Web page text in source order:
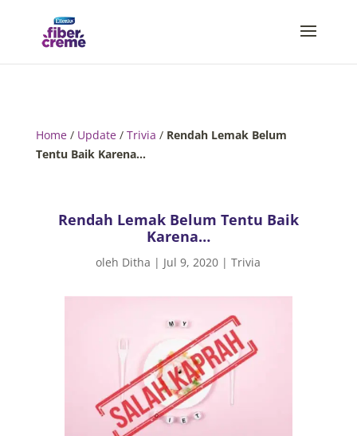
Home/ Update/ Trivia / Rendah Lemak Belum
Tentu Baik Karena…
Rendah Lemak Belum Tentu Baik
Karena…
oleh Ditha | Jul 9, 2020 |Trivia